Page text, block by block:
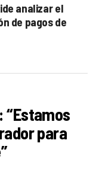
analizar el
de pagos de
“Estamos
para